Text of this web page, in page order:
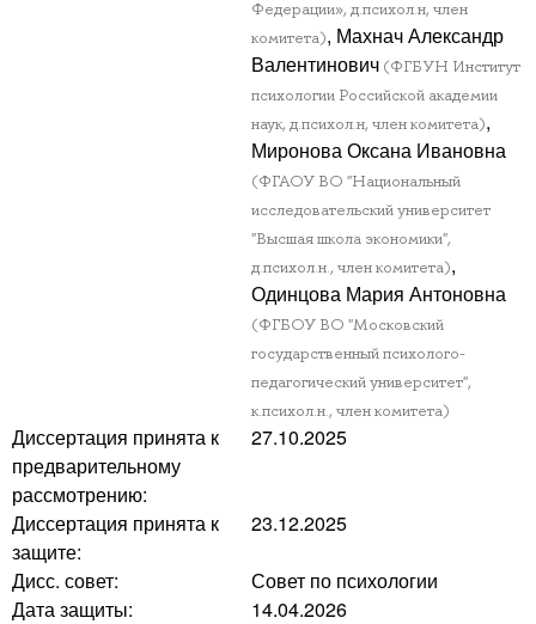
Федерации», д.психол.н, член
комитета), Махнач Александр
Валентинович (ФГБУН Институт
психологии Российской академии
наук, д.психол.н, член комитета),
Миронова Оксана Ивановна
(ФГАОУ ВО "Национальный
исследовательский университет
"Высшая школа экономики",
д.психол.н., член комитета),
Одинцова Мария Антоновна
(ФГБОУ ВО "Московский
государственный психолого-
педагогический университет",
к.психол.н., член комитета)
Диссертация принята к
предварительному
рассмотрению:
27.10.2025
Диссертация принята к
защите:
23.12.2025
Дисс. совет:
Совет по психологии
Дата защиты:
14.04.2026